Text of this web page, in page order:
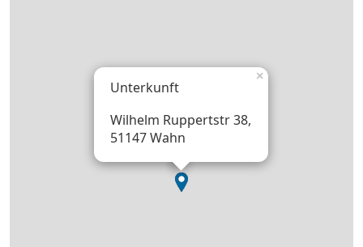
Unterkunft
Wilhelm Ruppertstr 38,
51147 Wahn
×